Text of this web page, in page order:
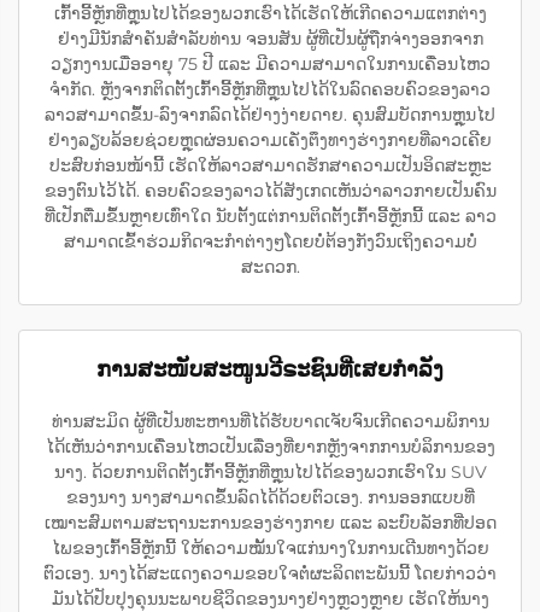
ເກົ້າອີ້ຫຼັກທີ່ຫຼຸນໄປໄດ້ຂອງພວກເຮົາໄດ້ເຮັດໃຫ້ເກີດຄວາມແຕກຕ່າງ
ຢ່າງມີນັກສຳຄັນສຳລັບທ່ານ ຈອນສັນ ຜູ້ທີ່ເປັນຜູ້ຖືກຈ່າງອອກຈາກ
ວຽກງານເມື່ອອາຍຸ 75 ປີ ແລະ ມີຄວາມສາມາດໃນການເຄື່ອນໄຫວ
ຈຳກັດ. ຫຼັງຈາກຕິດຕັ້ງເກົ້າອີ້ຫຼັກທີ່ຫຼຸນໄປໄດ້ໃນລົດຄອບຄົວຂອງລາວ
ລາວສາມາດຂຶ້ນ-ລົງຈາກລົດໄດ້ຢ່າງງ່າຍດາຍ. ຄຸນສົມບັດການຫຼຸນໄປ
ຢ່າງລຽບລ້ອຍຊ່ວຍຫຼຸດຜ່ອນຄວາມເຄັ່ງຕຶງທາງຮ່າງກາຍທີ່ລາວເຄີຍ
ປະສົບກ່ອນໜ້ານີ້ ເຮັດໃຫ້ລາວສາມາດຮັກສາຄວາມເປັນອິດສະຫຼະ
ຂອງຕົນໄວ້ໄດ້. ຄອບຄົວຂອງລາວໄດ້ສັງເກດເຫັນວ່າລາວກາຍເປັນຄົນ
ທີ່ເປັກຕື່ມຂຶ້ນຫຼາຍເທົ່າໃດ ນັບຕັ້ງແຕ່ການຕິດຕັ້ງເກົ້າອີ້ຫຼັກນີ້ ແລະ ລາວ
ສາມາດເຂົ້າຮ່ວມກິດຈະກຳຕ່າງໆໂດຍບໍ່ຕ້ອງກັງວົນເຖິງຄວາມບໍ່
ສະດວກ.
ການສະໜັບສະໜູນວີຣະຊົນທີ່ເສຍກຳລັງ
ທ່ານສະມິດ ຜູ້ທີ່ເປັນທະຫານທີ່ໄດ້ຮັບບາດເຈັບຈົນເກີດຄວາມພິການ
ໄດ້ເຫັນວ່າການເຄື່ອນໄຫວເປັນເລື່ອງທີ່ຍາກຫຼັງຈາກການບໍລິການຂອງ
ນາງ. ດ້ວຍການຕິດຕັ້ງເກົ້າອີ້ຫຼັກທີ່ຫຼຸນໄປໄດ້ຂອງພວກເຮົາໃນ SUV
ຂອງນາງ ນາງສາມາດຂຶ້ນລົດໄດ້ດ້ວຍຕົວເອງ. ການອອກແບບທີ່
ເໝາະສົມຕາມສະຖານະການຂອງຮ່າງກາຍ ແລະ ລະບົບລັອກທີ່ປອດ
ໄພຂອງເກົ້າອີ້ຫຼັກນີ້ ໃຫ້ຄວາມໝັ້ນໃຈແກ່ນາງໃນການເດີນທາງດ້ວຍ
ຕົວເອງ. ນາງໄດ້ສະແດງຄວາມຂອບໃຈຕໍ່ຜະລິດຕະພັນນີ້ ໂດຍກ່າວວ່າ
ມັນໄດ້ປັບປຸງຄຸນນະພາບຊີວິດຂອງນາງຢ່າງຫຼວງຫຼາຍ ເຮັດໃຫ້ນາງ